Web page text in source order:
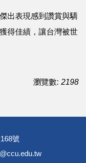
出表現感到讚賞與驕
得佳績，讓台灣被世
瀏覽數: 2198
號